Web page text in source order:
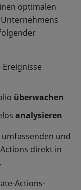
optimalen
überwachen
analysieren
und
direkt in
Actions-